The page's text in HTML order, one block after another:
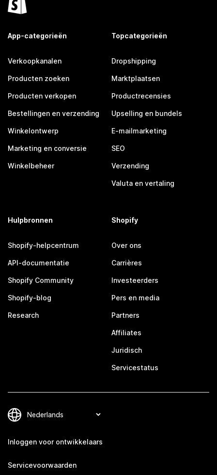
App-categorieën
Verkoopkanalen
Producten zoeken
Producten verkopen
Bestellingen en verzending
Winkelontwerp
Marketing en conversie
Winkelbeheer
Topcategorieën
Dropshipping
Marktplaatsen
Productrecensies
Upselling en bundels
E-mailmarketing
SEO
Verzending
Valuta en vertaling
Hulpbronnen
Shopify-helpcentrum
API-documentatie
Shopify Community
Shopify-blog
Research
Shopify
Over ons
Carrières
Investeerders
Pers en media
Partners
Affiliates
Juridisch
Servicestatus
Inloggen voor ontwikkelaars
Servicevoorwaarden